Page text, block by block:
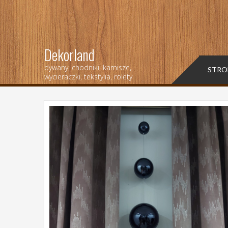
Dekorland
dywany, chodniki, karnisze,
wycieraczki, tekstylia, rolety